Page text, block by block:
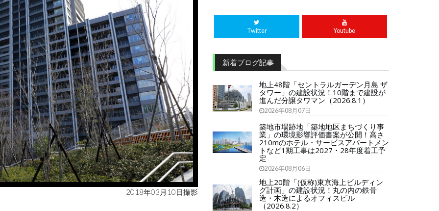
2018年03月10日撮影
Twitter Youtube
新着ブログ記事
地上48階「セントラルガーデン月島 ザ
タワー」の建設状況！10階まで建設が
進んだ分譲タワマン（2026.8.1）
2026年08月07日
築地市場跡地「築地地区まちづくり事
業」の環境影響評価書案が公開！高さ
210mのホテル・サービスアパートメン
トなど1期工事は2027・28年度着工予
定
2026年08月06日
地上20階「(仮称)東京海上ビルディン
グ計画」の建設状況！丸の内の鉄骨
造・木造によるオフィスビル
（2026.8.2）